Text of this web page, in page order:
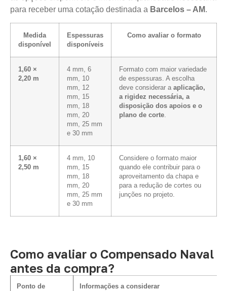
para receber uma cotação destinada a Barcelos – AM.
Medida
disponível
Espessuras
disponíveis
Como avaliar o formato
1,60 ×
2,20 m
4 mm, 6
mm, 10
mm, 12
mm, 15
mm, 18
mm, 20
mm, 25 mm
e 30 mm
Formato com maior variedade
de espessuras. A escolha
deve considerar a aplicação,
a rigidez necessária, a
disposição dos apoios e o
plano de corte.
1,60 ×
2,50 m
4 mm, 10
mm, 15
mm, 18
mm, 20
mm, 25 mm
e 30 mm
Considere o formato maior
quando ele contribuir para o
aproveitamento da chapa e
para a redução de cortes ou
junções no projeto.
Como avaliar o Compensado Naval
antes da compra?
Ponto de
Informações a considerar